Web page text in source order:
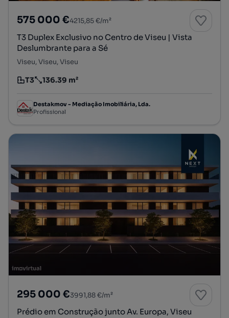
575 000 €4215,85 €/m²
T3 Duplex Exclusivo no Centro de Viseu | Vista
Deslumbrante para a Sé
Viseu, Viseu, Viseu
Tipologia
T3
Preço por metro quadrado
136.39 m²
Destakmov - Mediação Imobiliária, Lda.
Profissional
295 000 €3991,88 €/m²
Prédio em Construção junto Av. Europa, Viseu